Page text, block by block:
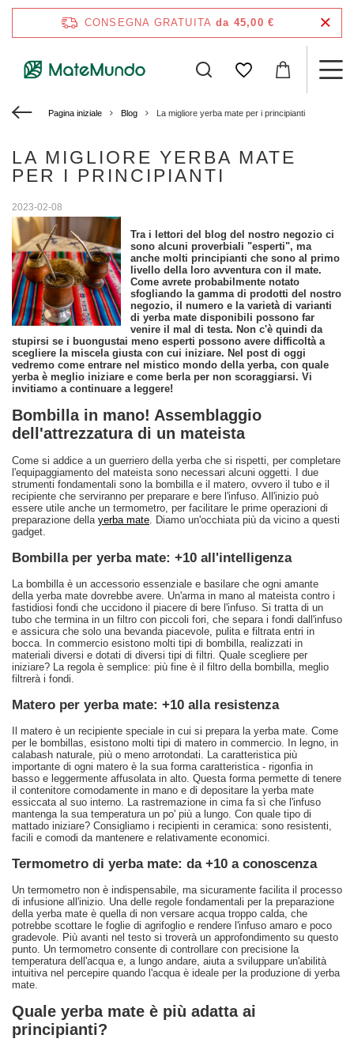
CONSEGNA GRATUITA da 45,00 €
Pagina iniziale Blog La migliore yerba mate per i principianti
LA MIGLIORE YERBA MATE
PER I PRINCIPIANTI
2023-02-08
Tra i lettori del blog del nostro negozio ci
sono alcuni proverbiali "esperti", ma
anche molti principianti che sono al primo
livello della loro avventura con il mate.
Come avrete probabilmente notato
sfogliando la gamma di prodotti del nostro
negozio, il numero e la varietà di varianti
di yerba mate disponibili possono far
venire il mal di testa. Non c'è quindi da
stupirsi se i buongustai meno esperti possono avere difficoltà a
scegliere la miscela giusta con cui iniziare. Nel post di oggi
vedremo come entrare nel mistico mondo della yerba, con quale
yerba è meglio iniziare e come berla per non scoraggiarsi. Vi
invitiamo a continuare a leggere!
Bombilla in mano! Assemblaggio
dell'attrezzatura di un mateista
Come si addice a un guerriero della yerba che si rispetti, per completare
l'equipaggiamento del mateista sono necessari alcuni oggetti. I due
strumenti fondamentali sono la bombilla e il matero, ovvero il tubo e il
recipiente che serviranno per preparare e bere l'infuso. All'inizio può
essere utile anche un termometro, per facilitare le prime operazioni di
preparazione della yerba mate. Diamo un'occhiata più da vicino a questi
gadget.
Bombilla per yerba mate: +10 all'intelligenza
La bombilla è un accessorio essenziale e basilare che ogni amante
della yerba mate dovrebbe avere. Un'arma in mano al mateista contro i
fastidiosi fondi che uccidono il piacere di bere l'infuso. Si tratta di un
tubo che termina in un filtro con piccoli fori, che separa i fondi dall'infuso
e assicura che solo una bevanda piacevole, pulita e filtrata entri in
bocca. In commercio esistono molti tipi di bombilla, realizzati in
materiali diversi e dotati di diversi tipi di filtri. Quale scegliere per
iniziare? La regola è semplice: più fine è il filtro della bombilla, meglio
filtrerà i fondi.
Matero per yerba mate: +10 alla resistenza
Il matero è un recipiente speciale in cui si prepara la yerba mate. Come
per le bombillas, esistono molti tipi di matero in commercio. In legno, in
calabash naturale, più o meno arrotondati. La caratteristica più
importante di ogni matero è la sua forma caratteristica - rigonfia in
basso e leggermente affusolata in alto. Questa forma permette di tenere
il contenitore comodamente in mano e di depositare la yerba mate
essiccata al suo interno. La rastremazione in cima fa sì che l'infuso
mantenga la sua temperatura un po' più a lungo. Con quale tipo di
mattado iniziare? Consigliamo i recipienti in ceramica: sono resistenti,
facili e comodi da mantenere e relativamente economici.
Termometro di yerba mate: da +10 a conoscenza
Un termometro non è indispensabile, ma sicuramente facilita il processo
di infusione all'inizio. Una delle regole fondamentali per la preparazione
della yerba mate è quella di non versare acqua troppo calda, che
potrebbe scottare le foglie di agrifoglio e rendere l'infuso amaro e poco
gradevole. Più avanti nel testo si troverà un approfondimento su questo
punto. Un termometro consente di controllare con precisione la
temperatura dell'acqua e, a lungo andare, aiuta a sviluppare un'abilità
intuitiva nel percepire quando l'acqua è ideale per la produzione di yerba
mate.
Quale yerba mate è più adatta ai
principianti?